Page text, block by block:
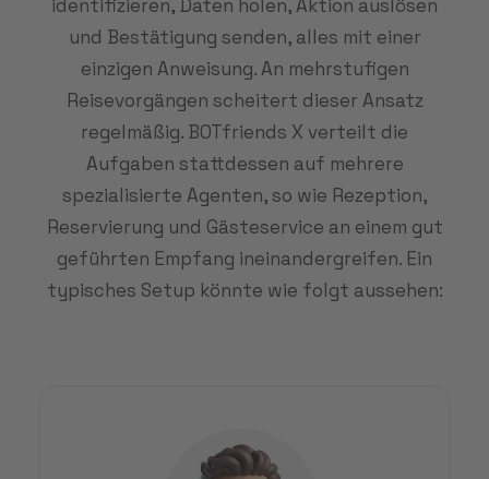
identifizieren, Daten holen, Aktion auslösen
und Bestätigung senden, alles mit einer
einzigen Anweisung. An mehrstufigen
Reisevorgängen scheitert dieser Ansatz
regelmäßig. BOTfriends X verteilt die
Aufgaben stattdessen auf mehrere
spezialisierte Agenten, so wie Rezeption,
Reservierung und Gästeservice an einem gut
geführten Empfang ineinandergreifen. Ein
typisches Setup könnte wie folgt aussehen: